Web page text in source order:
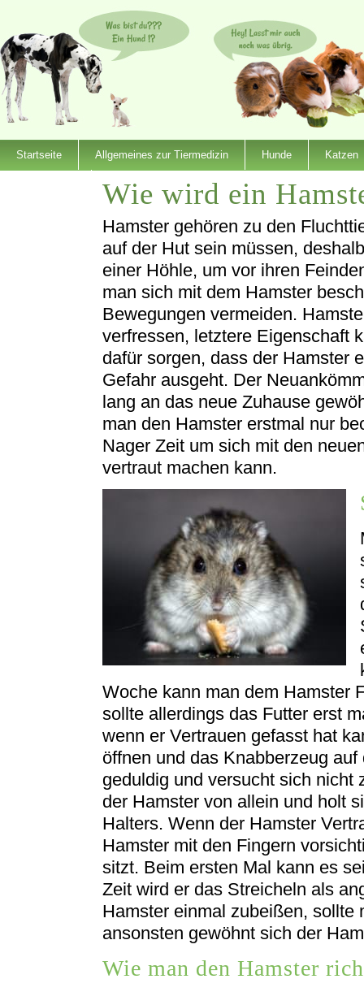
Startseite Allgemeines zur Tiermedizin Hunde Katzen
Wie wird ein
Hamster gehören zu den
auf der Hut sein müssen,
einer Höhle, um vor ihren
man sich mit dem Hamster
Bewegungen vermeiden.
verfressen, letztere Eigenschaft
dafür sorgen, dass der Hamster
Gefahr ausgeht. Der
lang an das neue Zuhause
man den Hamster erstmal nur
Nager Zeit um sich mit den
vertraut machen kann.
Woche kann man dem Hamster
sollte allerdings das Futter erst
wenn er Vertrauen gefasst hat
öffnen und das Knabberzeug
geduldig und versucht sich nicht
der Hamster von allein und holt
Halters. Wenn der Hamster
Hamster mit den Fingern
sitzt. Beim ersten Mal kann es
Zeit wird er das Streicheln als
Hamster einmal zubeißen, sollte
ansonsten gewöhnt sich der
Wie man den Hamster